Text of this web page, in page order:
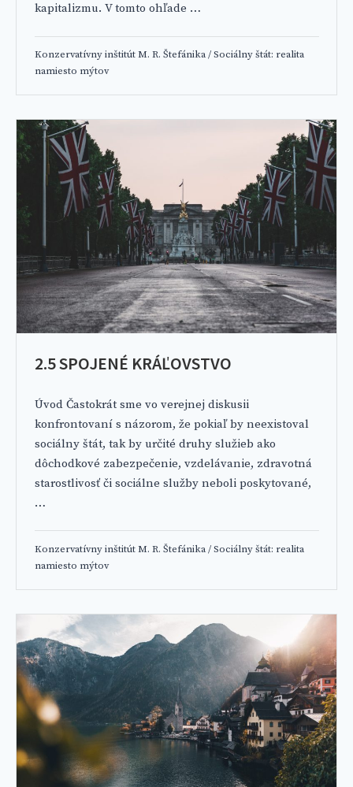
kapitalizmu. V tomto ohľade …
Konzervatívny inštitút M. R. Štefánika/Sociálny štát: realita
namiesto mýtov
2.5 SPOJENÉ KRÁĽOVSTVO
Úvod Častokrát sme vo verejnej diskusii
konfrontovaní s názorom, že pokiaľ by neexistoval
sociálny štát, tak by určité druhy služieb ako
dôchodkové zabezpečenie, vzdelávanie, zdravotná
starostlivosť či sociálne služby neboli poskytované,
…
Konzervatívny inštitút M. R. Štefánika/Sociálny štát: realita
namiesto mýtov